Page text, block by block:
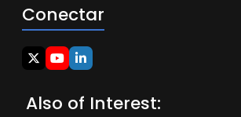
Conectar
Also of Interest: